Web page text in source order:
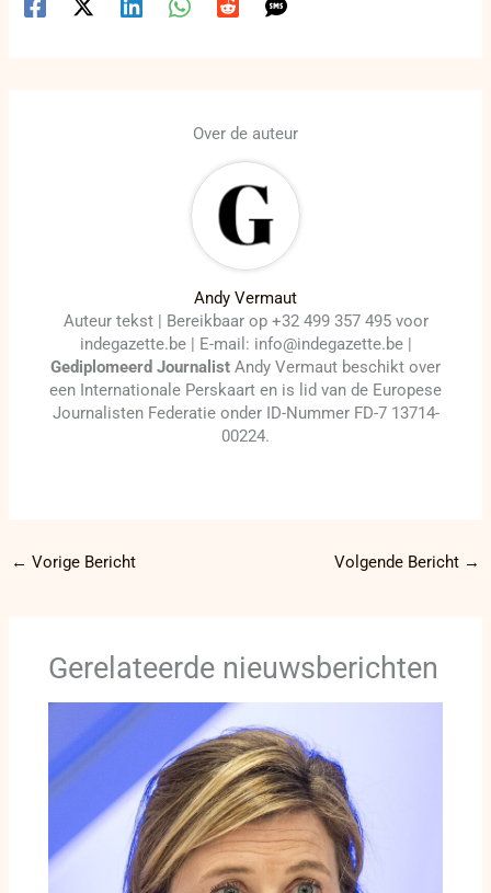
Over de auteur
Andy Vermaut
Auteur tekst | Bereikbaar op +32 499 357 495 voor
indegazette.be | E-mail: info@indegazette.be |
Gediplomeerd Journalist Andy Vermaut beschikt over
een Internationale Perskaart en is lid van de Europese
Journalisten Federatie onder ID-Nummer FD-7 13714-
00224.
← Vorige Bericht Volgende Bericht →
Gerelateerde nieuwsberichten